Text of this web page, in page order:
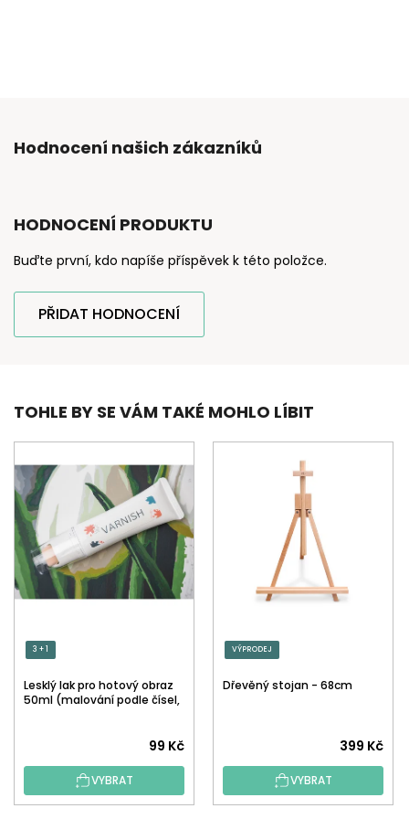
Hodnocení našich zákazníků
HODNOCENÍ PRODUKTU
Buďte první, kdo napíše příspěvek k této položce.
PŘIDAT HODNOCENÍ
TOHLE BY SE VÁM TAKÉ MOHLO LÍBIT
3 + 1
Lesklý lak pro hotový obraz
50ml (malování podle čísel,
hodnocení
produktu
je
99 Kč
VYBRAT
VÝPRODEJ
Dřevěný stojan - 68cm
399 Kč
VYBRAT